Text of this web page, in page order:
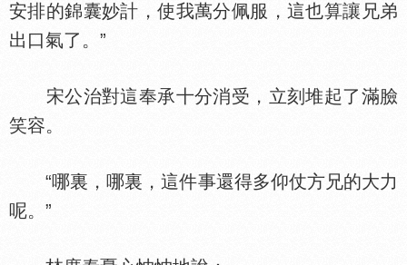
安排的錦囊妙計，使我萬分佩服，這也算讓兄弟
出口氣了。”
宋公治對這奉承十分消受，立刻堆起了滿臉
笑容。
“哪裏，哪裏，這件事還得多仰仗方兄的大力
呢。”